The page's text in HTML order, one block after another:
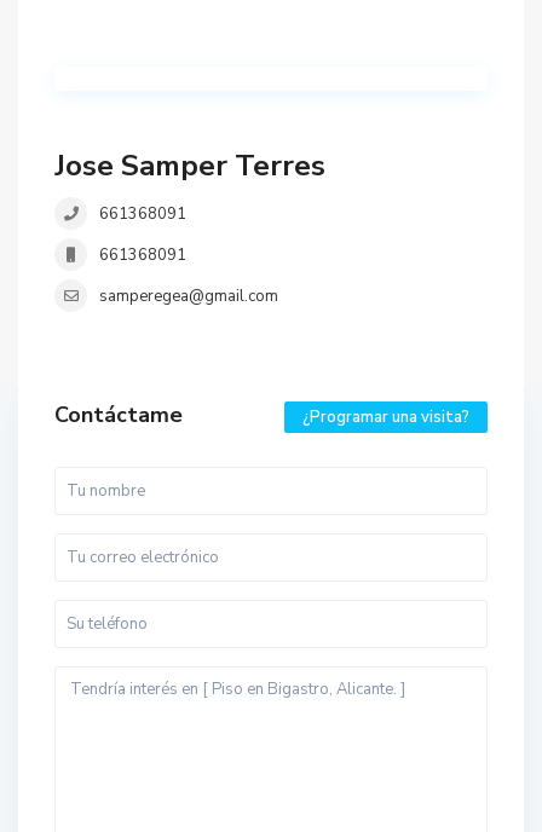
Jose Samper Terres
661368091
661368091
samperegea@gmail.com
Contáctame ¿Programar una visita?